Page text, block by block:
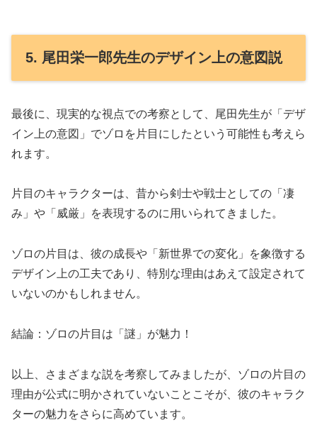
5. 尾田栄一郎先生のデザイン上の意図説
最後に、現実的な視点での考察として、尾田先生が「デザ
イン上の意図」でゾロを片目にしたという可能性も考えら
れます。
片目のキャラクターは、昔から剣士や戦士としての「凄
み」や「威厳」を表現するのに用いられてきました。
ゾロの片目は、彼の成長や「新世界での変化」を象徴する
デザイン上の工夫であり、特別な理由はあえて設定されて
いないのかもしれません。
結論：ゾロの片目は「謎」が魅力！
以上、さまざまな説を考察してみましたが、ゾロの片目の
理由が公式に明かされていないことこそが、彼のキャラク
ターの魅力をさらに高めています。